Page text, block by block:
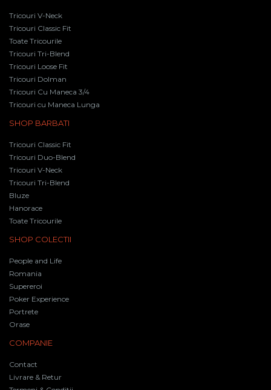
Tricouri V-Neck
Tricouri Classic Fit
Toate Tricourile
Tricouri Tri-Blend
Tricouri Loose Fit
Tricouri Dolman
Tricouri Cu Maneca 3/4
Tricouri cu Maneca Lunga
SHOP BARBATI
Tricouri Classic Fit
Tricouri Duo-Blend
Tricouri V-Neck
Tricouri Tri-Blend
Bluze
Hanorace
Toate Tricourile
SHOP COLECTII
People and Life
Romania
Supereroi
Poker Experience
Portrete
Orase
COMPANIE
Contact
Livrare & Retur